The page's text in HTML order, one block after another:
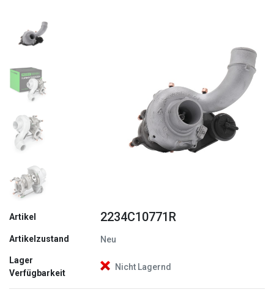
Artikel 2234C10771R
Artikelzustand Neu
Lager
Verfügbarkeit
Nicht Lagernd